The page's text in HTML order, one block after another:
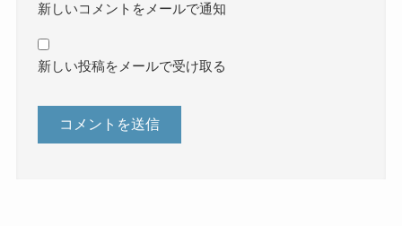
新しいコメントをメールで通知
新しい投稿をメールで受け取る